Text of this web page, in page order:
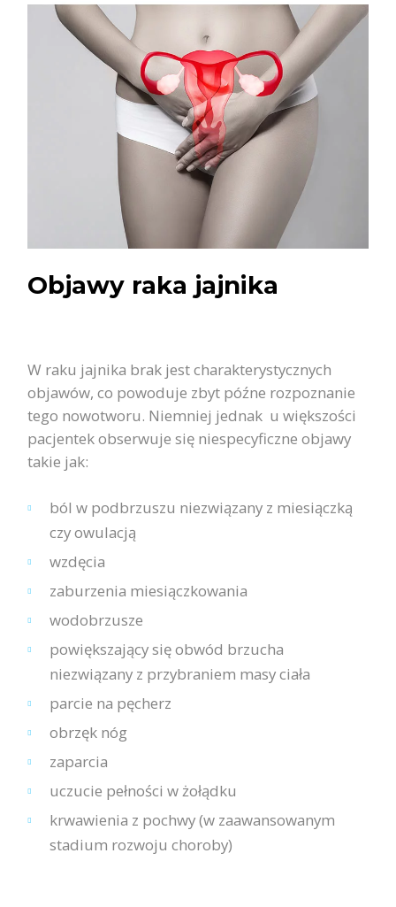
Objawy raka jajnika
W raku jajnika brak jest charakterystycznych
objawów, co powoduje zbyt późne rozpoznanie
tego nowotworu. Niemniej jednak u większości
pacjentek obserwuje się niespecyficzne objawy
takie jak:
ból w podbrzuszu niezwiązany z miesiączką
czy owulacją
wzdęcia
zaburzenia miesiączkowania
wodobrzusze
powiększający się obwód brzucha
niezwiązany z przybraniem masy ciała
parcie na pęcherz
obrzęk nóg
zaparcia
uczucie pełności w żołądku
krwawienia z pochwy (w zaawansowanym
stadium rozwoju choroby)